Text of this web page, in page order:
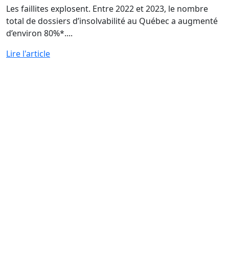
Les faillites explosent. Entre 2022 et 2023, le nombre
total de dossiers d’insolvabilité au Québec a augmenté
d’environ 80%*....
Lire l'article